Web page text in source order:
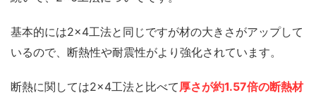
基本的には2×4工法と同じですが材の大きさがアップして
いるので、断熱性や耐震性がより強化されています。
断熱に関しては2×4工法と比べて厚さが約1.57倍の断熱材